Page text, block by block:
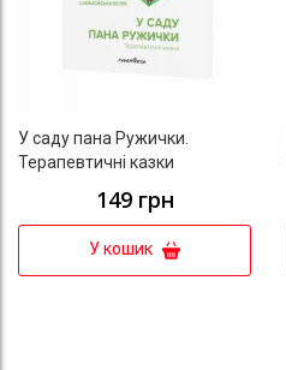
У саду пана Ружички.
Терапевтичні казки
149 грн
У кошик